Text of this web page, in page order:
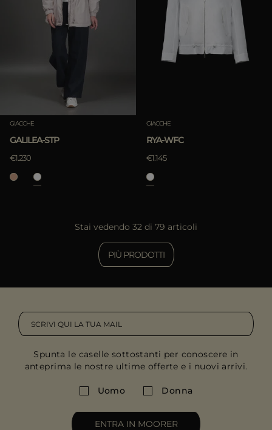
GIACCHE
GALILEA-STP
€1.230
GIACCHE
RYA-WFC
€1.145
Stai vedendo 32 di 79 articoli
PIÙ PRODOTTI
Spunta le caselle sottostanti per conoscere in
anteprima le nostre ultime offerte e i nuovi arrivi.
Uomo Donna
ENTRA IN MOORER